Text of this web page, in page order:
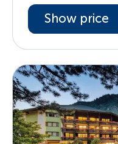
Show price